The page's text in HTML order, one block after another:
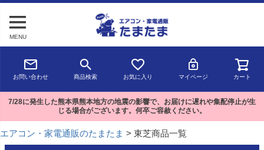
MENU
お問い合わせ 商品検索 お気に入り マイページ カート
7/28に発生した熊本県熊本地方の地震の影響で、お届けに遅れや集配停止が生
じる場合がございます。何卒ご容赦ください。
エアコン・家電通販のたまたま 東芝商品一覧
予約商品のみを表示
並び順
登録順
価格が安い順
優先度順
レビュー順